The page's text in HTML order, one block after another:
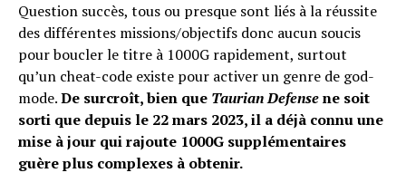
Question succès, tous ou presque sont liés à la réussite
des différentes missions/objectifs donc aucun soucis
pour boucler le titre à 1000G rapidement, surtout
qu’un cheat-code existe pour activer un genre de god-
mode.De surcroît, bien que Taurian Defensene soit
sorti que depuis le 22 mars 2023, il a déjà connu une
mise à jour qui rajoute 1000G supplémentaires
guère plus complexes à obtenir.